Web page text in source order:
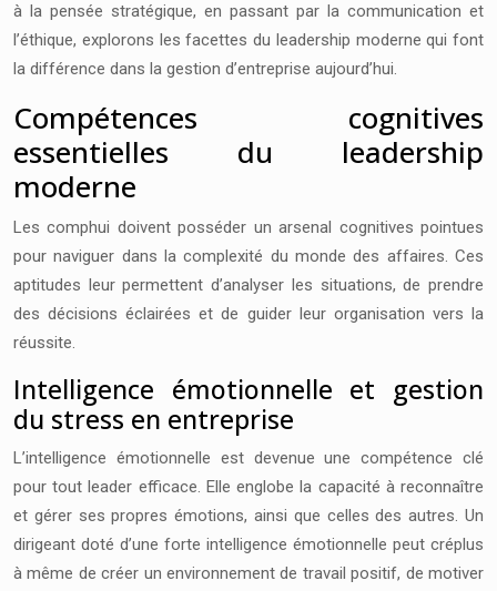
à la pensée stratégique, en passant par la communication et
l’éthique, explorons les facettes du leadership moderne qui font
la différence dans la gestion d’entreprise aujourd’hui.
Compétences cognitives
essentielles du leadership
moderne
Les comphui doivent posséder un arsenal cognitives pointues
pour naviguer dans la complexité du monde des affaires. Ces
aptitudes leur permettent d’analyser les situations, de prendre
des décisions éclairées et de guider leur organisation vers la
réussite.
Intelligence émotionnelle et gestion
du stress en entreprise
L’intelligence émotionnelle est devenue une compétence clé
pour tout leader efficace. Elle englobe la capacité à reconnaître
et gérer ses propres émotions, ainsi que celles des autres. Un
dirigeant doté d’une forte intelligence émotionnelle peut créplus
à même de créer un environnement de travail positif, de motiver